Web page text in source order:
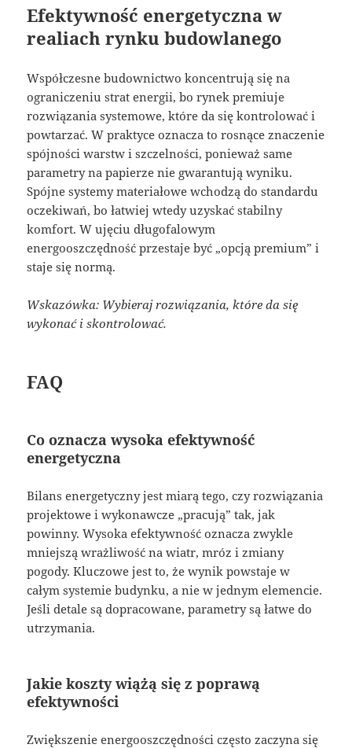
Efektywność energetyczna w
realiach rynku budowlanego
Współczesne budownictwo koncentrują się na
ograniczeniu strat energii, bo rynek premiuje
rozwiązania systemowe, które da się kontrolować i
powtarzać. W praktyce oznacza to rosnące znaczenie
spójności warstw i szczelności, ponieważ same
parametry na papierze nie gwarantują wyniku.
Spójne systemy materiałowe wchodzą do standardu
oczekiwań, bo łatwiej wtedy uzyskać stabilny
komfort. W ujęciu długofalowym
energooszczędność przestaje być „opcją premium” i
staje się normą.
Wskazówka: Wybieraj rozwiązania, które da się
wykonać i skontrolować.
FAQ
Co oznacza wysoka efektywność
energetyczna
Bilans energetyczny jest miarą tego, czy rozwiązania
projektowe i wykonawcze „pracują” tak, jak
powinny. Wysoka efektywność oznacza zwykle
mniejszą wrażliwość na wiatr, mróz i zmiany
pogody. Kluczowe jest to, że wynik powstaje w
całym systemie budynku, a nie w jednym elemencie.
Jeśli detale są dopracowane, parametry są łatwe do
utrzymania.
Jakie koszty wiążą się z poprawą
efektywności
Zwiększenie energooszczędności często zaczyna się